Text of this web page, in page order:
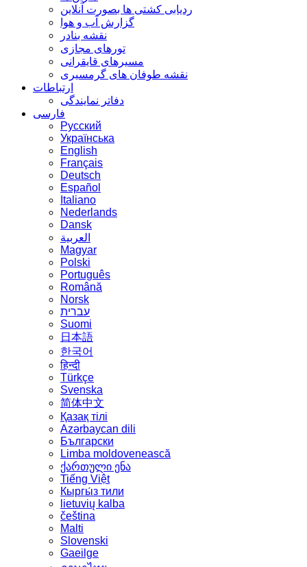
ردیابی کشتی ها بصورت آنلاین
گزارش آب و هوا
نقشه بنادر
تورهای مجازی
مسیرهای قایقرانی
نقشه طوفان های گرمسیری
ارتباطات
دفاتر نمایندگی
فارسی
Русский
Українська
English
Français
Deutsch
Español
Italiano
Nederlands
Dansk
العربية
Magyar
Polski
Português
Română
Norsk
עברית
Suomi
日本語
한국어
हिन्दी
Türkçe
Svenska
简体中文
Қазақ тілі
Azərbaycan dili
Български
Limba moldovenească
ქართული ენა
Tiếng Việt
Кыргы́з тили
lietuvių kalba
čeština
Malti
Slovenski
Gaeilge